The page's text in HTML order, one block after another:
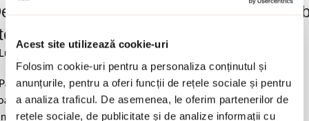
Acest site utilizează cookie-uri
Folosim cookie-uri pentru a personaliza conținutul și
anunțurile, pentru a oferi funcții de rețele sociale și pentru
a analiza traficul. De asemenea, le oferim partenerilor de
rețele sociale, de publicitate și de analize informații cu
produsului Cercei medii cu
inoxidabil si cercuri Links:
3.8 cm / Dimensiune elemente 1.5 cm & 2 cm.
bijuteria in ambalajul original sau intr-un saculet de catifea
pentru a evita frecarea sau lovirea de alte materiale. Evitati
cu apa si produsele cosmetice. Dupa fiecare purtare este